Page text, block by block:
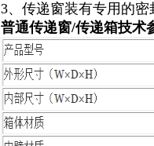
3、传递窗装有专用的密
普通传递窗/传递箱技术